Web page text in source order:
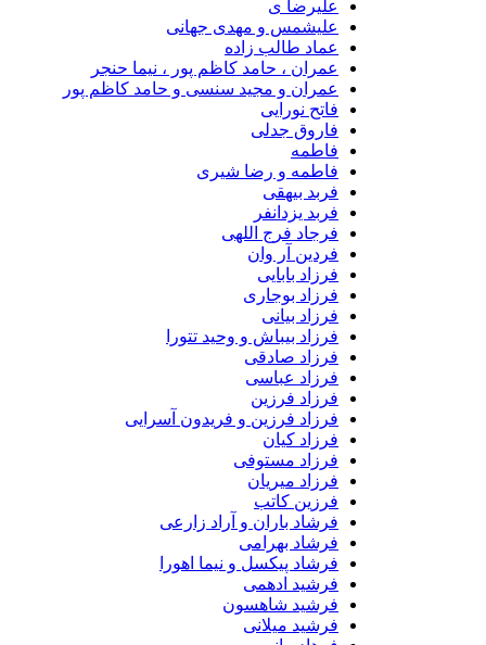
علیرضا ی
علیشمس و مهدی جهانی
عماد طالب زاده
عمران ، حامد کاظم پور ، نیما حنجر
عمران و مجید سنسی و حامد کاظم پور
فاتح نورایی
فاروق جدلی
فاطمه
فاطمه و رضا شیری
فربد بیهقی
فربد یزدانفر
فرجاد فرج اللهی
فردین آر وان
فرزاد بابایی
فرزاد بوجاری
فرزاد بیانی
فرزاد بیباش و وحید تتورا
فرزاد صادقی
فرزاد عباسی
فرزاد فرزین
فرزاد فرزین و فریدون آسرایی
فرزاد کیان
فرزاد مستوفی
فرزاد میریان
فرزین کاتب
فرشاد باران و آراد زارعی
فرشاد بهرامی
فرشاد پیکسل و نیما اهورا
فرشید ادهمی
فرشید شاهسون
فرشید میلانی